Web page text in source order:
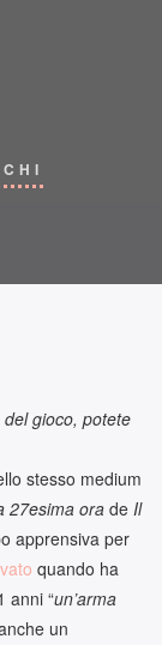
gioco, potete
stesso medium
27esima orade Il
apprensiva per
quando ha
anni “un’arma
un